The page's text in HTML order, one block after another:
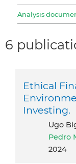
Analysis
6
Ethical
Investing.
Ugo
Pedro
2024